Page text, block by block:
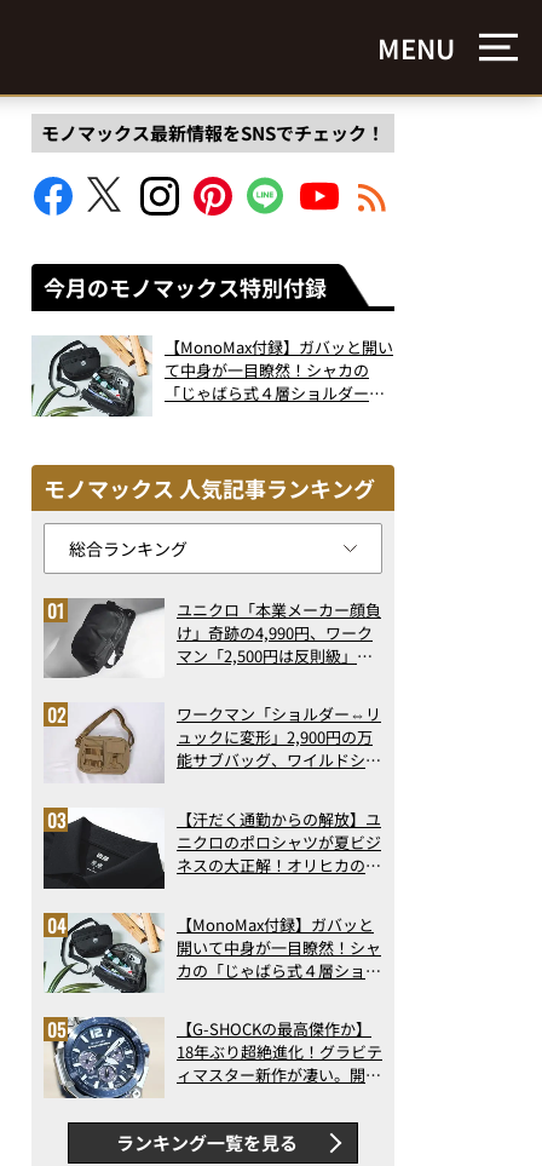
MENU
モノマックス最新情報をSNSでチェック！
今月のモノマックス特別付録
【MonoMax付録】ガバッと開い
て中身が一目瞭然！シャカの
「じゃばら式４層ショルダーバ
モノマックス 人気記事ランキング
ユニクロ「本業メーカー顔負
け」奇跡の4,990円、ワーク
マン「2,500円は反則級」凄
ト3】（2026年6月版）
ワークマン「ショルダー⇔リ
ュックに変形」2,900円の万
能サブバッグ、ワイルドシン
記事ランキングベスト3】
（2026年6月版）
【汗だく通勤からの解放】ユ
ニクロのポロシャツが夏ビジ
ネスの大正解！オリヒカの透
アの実力
【MonoMax付録】ガバッと
開いて中身が一目瞭然！シャ
カの「じゃばら式４層ショル
った！
【G-SHOCKの最高傑作か】
18年ぶり超絶進化！グラビテ
ィマスター新作が凄い。開発
新ムーブメントの衝撃
ランキング一覧を見る